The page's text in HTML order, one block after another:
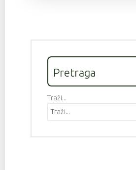
Pretraga
Traži...